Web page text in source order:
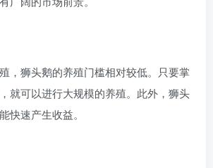
，狮头鹅的养殖门槛相对较低。只要掌
就可以进行大规模的养殖。此外，狮头
快速产生收益。